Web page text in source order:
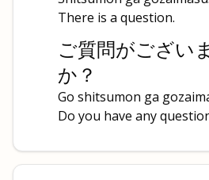
There is a question.
ご質問がござい
か？
Go shitsumon ga
Do you have any